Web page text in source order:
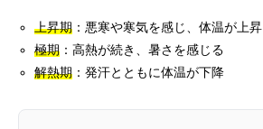
上昇期 ：悪寒や寒気を感じ、体温が上昇
極期 ：高熱が続き、暑さを感じる
解熱期 ：発汗とともに体温が下降